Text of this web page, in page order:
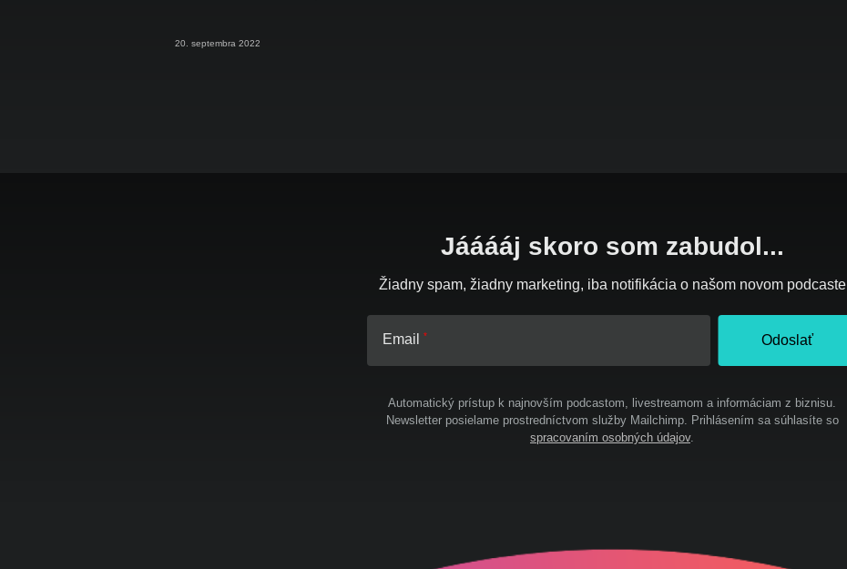
20. septembra 2022
Jááááj skoro som zabudol...
Žiadny spam, žiadny marketing, iba notifikácia o našom novom podcaste
Email Odoslať
Automatický prístup k najnovším podcastom, livestreamom a informáciam z biznisu.
Newsletter posielame prostredníctvom služby Mailchimp. Prihlásením sa súhlasíte so
spracovaním osobných údajov.